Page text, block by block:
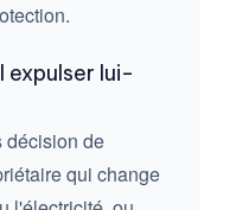
expulser lui-
décision de
qui change